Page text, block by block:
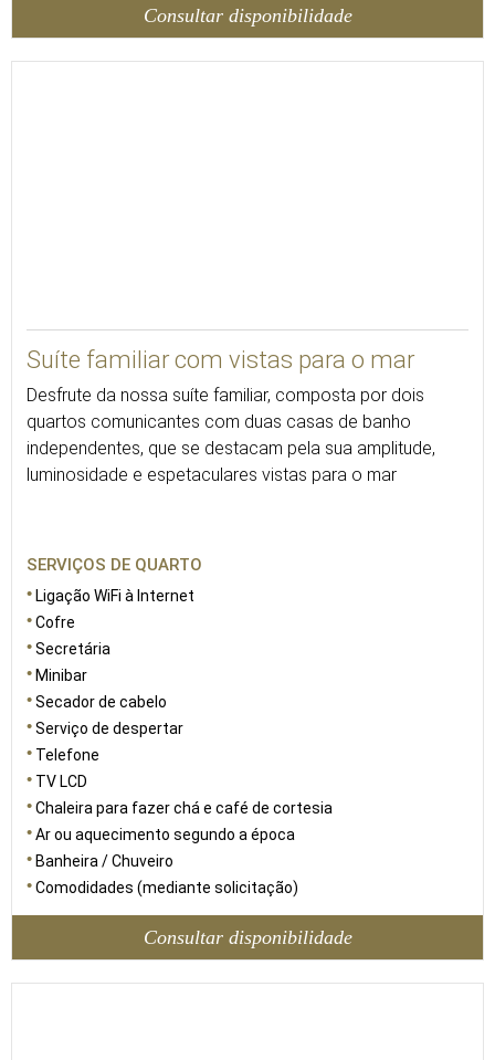
Consultar disponibilidade
Suíte familiar com vistas para o mar
Desfrute da nossa suíte familiar, composta por dois
quartos comunicantes com duas casas de banho
independentes, que se destacam pela sua amplitude,
luminosidade e espetaculares vistas para o mar
SERVIÇOS DE QUARTO
Ligação WiFi à Internet
Cofre
Secretária
Minibar
Secador de cabelo
Serviço de despertar
Telefone
TV LCD
Chaleira para fazer chá e café de cortesia
Ar ou aquecimento segundo a época
Banheira / Chuveiro
Comodidades (mediante solicitação)
Consultar disponibilidade